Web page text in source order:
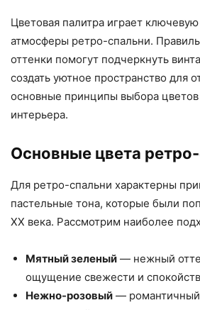
Цветовая палитра играет
атмосферы ретро-спальни.
оттенки помогут подчеркнуть
создать уютное пространство для
основные принципы выбора
интерьера.
Основные цвета
Для ретро-спальни характерны
пастельные тона, которые были
XX века. Рассмотрим наиболее
Мятный зеленый — нежный
ощущение свежести и
Нежно-розовый — романтичный